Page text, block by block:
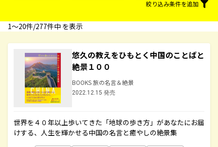
絞り込み条件を追加
1〜20件/277件中 を表示
悠久の教えをひもとく中国のことばと
絶景１００
BOOKS 旅の名言＆絶景
2022.12.15 発売
世界を４０年以上歩いてきた「地球の歩き方」があなたにお届
けする、人生を輝かせる中国の名言と癒やしの絶景集